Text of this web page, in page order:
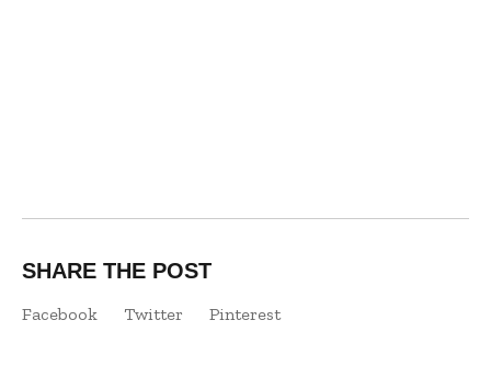
SHARE THE POST
Facebook Twitter Pinterest